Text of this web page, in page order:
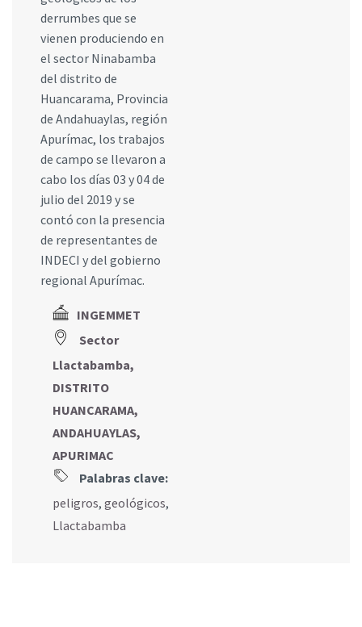
derrumbes que se
vienen produciendo en
el sector Ninabamba
del distrito de
Huancarama, Provincia
de Andahuaylas, región
Apurímac, los trabajos
de campo se llevaron a
cabo los días 03 y 04 de
julio del 2019 y se
contó con la presencia
de representantes de
INDECI y del gobierno
regional Apurímac.
INGEMMET
Sector
Llactabamba,
DISTRITO
HUANCARAMA,
ANDAHUAYLAS,
APURIMAC
Palabras clave:
peligros, geológicos,
Llactabamba